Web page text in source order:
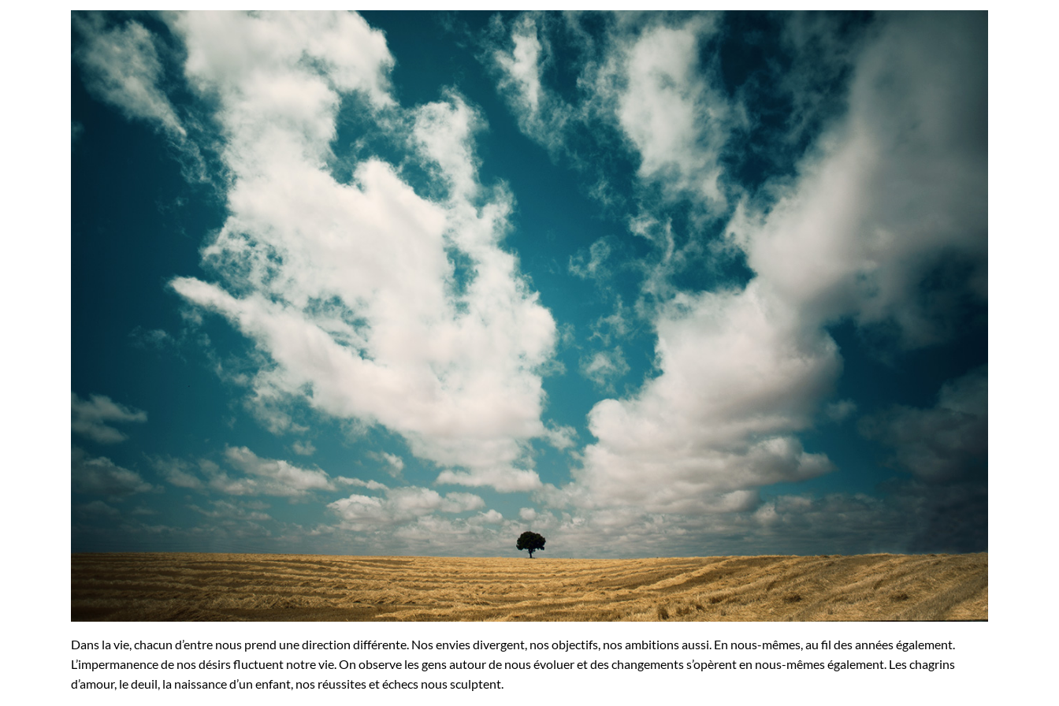
Dans la vie, chacun d’entre nous prend une direction différente. Nos envies divergent, nos objectifs, nos ambitions aussi. En nous-mêmes, au fil des années également.
L’impermanence de nos désirs fluctuent notre vie. On observe les gens autour de nous évoluer et des changements s’opèrent en nous-mêmes également. Les chagrins
d’amour, le deuil, la naissance d’un enfant, nos réussites et échecs nous sculptent.